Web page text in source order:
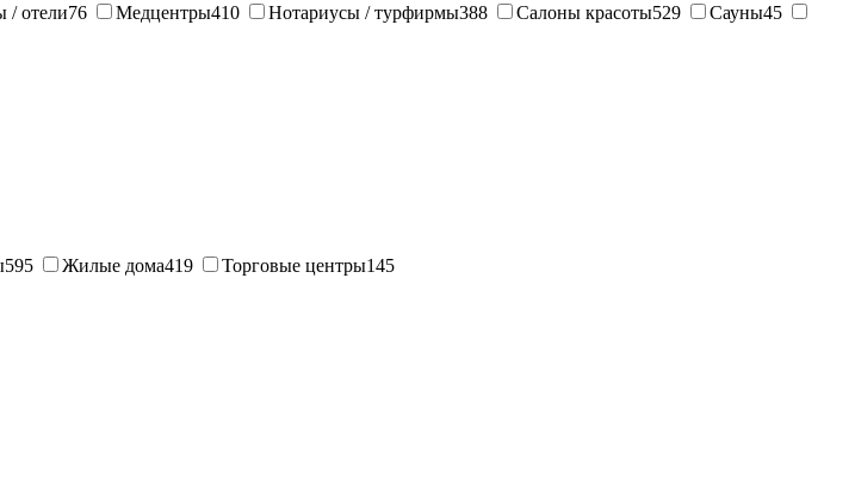
/ отели76 Медцентры410 Нотариусы / турфирмы388 Салоны красоты529 Сауны45
595 Жилые дома419 Торговые центры145